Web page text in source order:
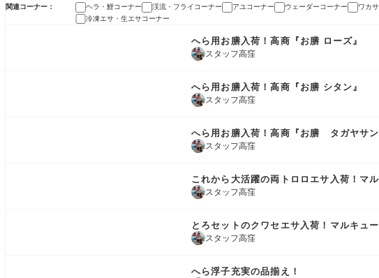
関連コーナー ヘラ・鯉コーナー 渓流・フライコーナー アユコーナー ウェーダーコーナー ワカ
冷凍エサ・生エサコーナー
へら用お膳入荷！高商『お膳 ローズ』
スタッフ高窪
へら用お膳入荷！高商『お膳 シタン』
スタッフ高窪
へら用お膳入荷！高商『お膳 タガヤサン
スタッフ高窪
これから大活躍の両トロロエサ入荷！マ
スタッフ高窪
とろセットのクワセエサ入荷！マルキュー
スタッフ高窪
へら浮子充実の品揃え！